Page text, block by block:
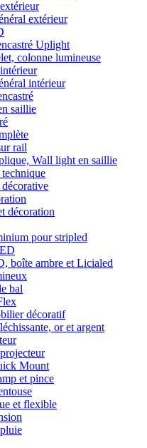
extérieur
Uplight
colonne lumineuse
intérieur
saillie
rail
Wall light en saillie
technique
décorative
décoration
pour stripled
boîte ambre et Licialed
bal
décoratif
or et argent
Mount
et pince
et flexible